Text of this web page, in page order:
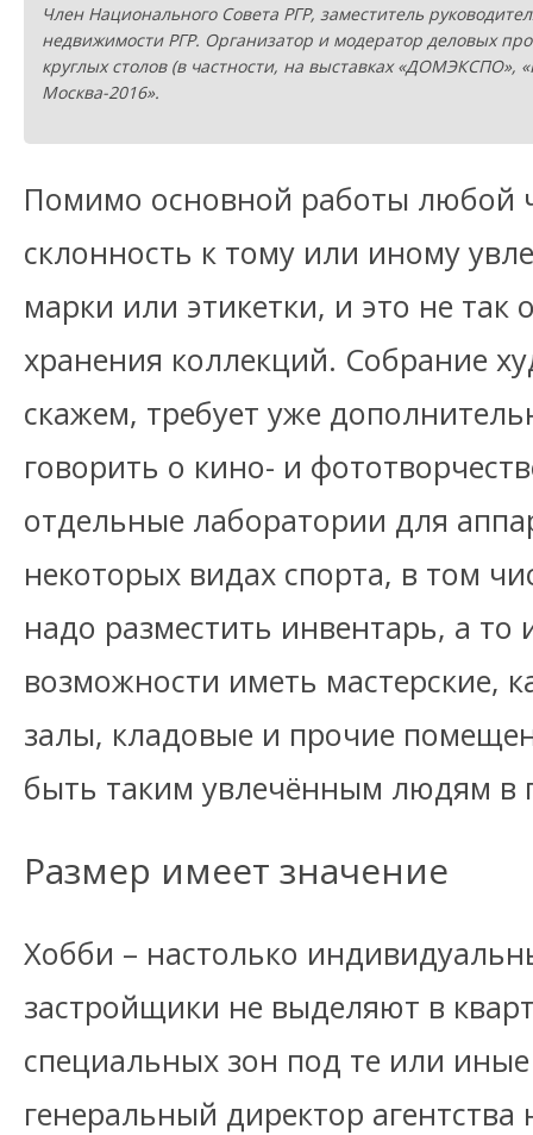
Член Национального Совета РГР, заместитель
недвижимости РГР. Организатор и модератор деловых
круглых столов (в частности, на выставках «ДОМЭКСПО»,
Москва-2016».
Помимо основной работы любой
склонность к тому или иному
марки или этикетки, и это не так
хранения коллекций. Собрание
скажем, требует уже
говорить о кино- и
отдельные лаборатории для
некоторых видах спорта, в том
надо разместить инвентарь, а то
возможности иметь мастерские,
залы, кладовые и прочие
быть таким увлечённым людям в
Размер имеет значение
Хобби – настолько
застройщики не выделяют в
специальных зон под те или
генеральный директор